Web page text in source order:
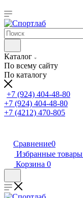
Каталог
По всему сайту
По каталогу
+7 (924) 404-48-80
+7 (924) 404-48-80
+7 (4212) 470-805
Сравнение0
Избранные товары
Корзина 0